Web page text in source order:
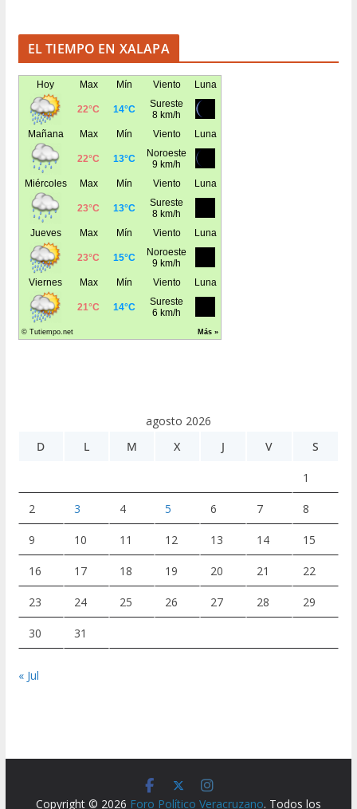
EL TIEMPO EN XALAPA
agosto 2026
D
L M X J V S
1
2 3 4 5 6 7 8
9 10 11 12 13 14 15
16 17 18 19 20 21 22
23 24 25 26 27 28 29
30 31
« Jul
Copyright © 2026 Foro Político Veracruzano. Todos los